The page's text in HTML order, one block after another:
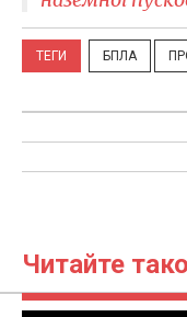
ТЕГИ БПЛА
Читайте